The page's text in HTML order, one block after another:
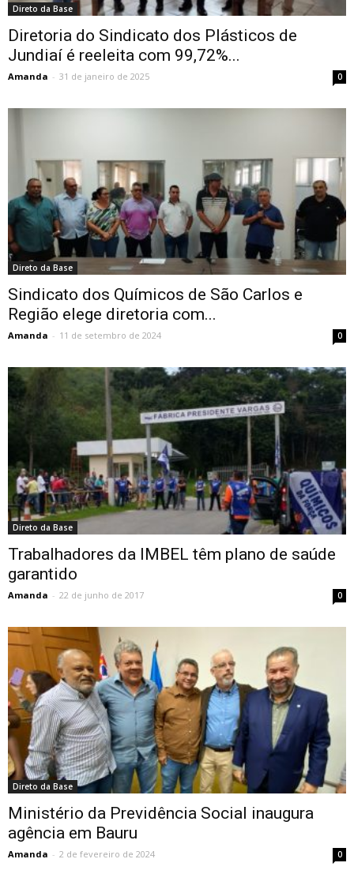
Direto da Base
Diretoria do Sindicato dos Plásticos de
Jundiaí é reeleita com 99,72%...
Amanda - 31 de janeiro de 2025 0
Direto da Base
Sindicato dos Químicos de São Carlos e
Região elege diretoria com...
Amanda - 11 de setembro de 2024 0
Direto da Base
Trabalhadores da IMBEL têm plano de saúde
garantido
Amanda - 22 de junho de 2017 0
Direto da Base
Ministério da Previdência Social inaugura
agência em Bauru
Amanda - 2 de fevereiro de 2024 0